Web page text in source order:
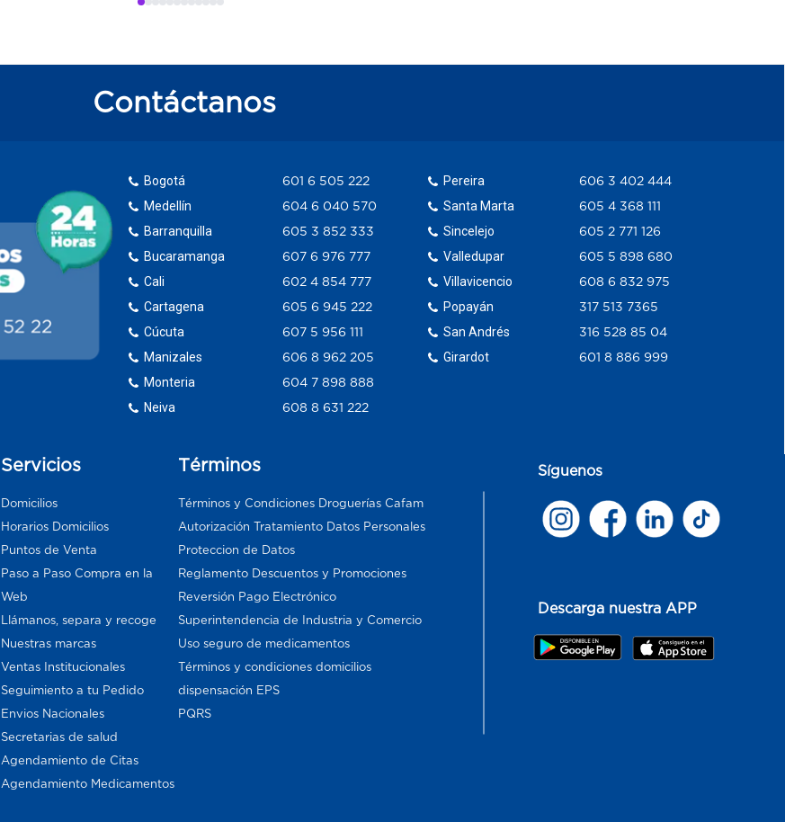
Contáctanos
Bogotá
Medellín
Barranquilla
Bucaramanga
Cali
Cartagena
Cúcuta
Manizales
Monteria
Neiva
601 6 505 222
604 6 040 570
605 3 852 333
607 6 976 777
602 4 854 777
605 6 945 222
607 5 956 111
606 8 962 205
604 7 898 888
608 8 631 222
Pereira
Santa Marta
Sincelejo
Valledupar
Villavicencio
Popayán
San Andrés
Girardot
606 3 402 444
605 4 368 111
605 2 771 126
605 5 898 680
608 6 832 975
317 513 7365
316 528 85 04
601 8 886 999
Servicios
Domicilios
Horarios Domicilios
Puntos de Venta
Paso a Paso Compra en la
Web
Llámanos, separa y recoge
Nuestras marcas
Ventas Institucionales
Seguimiento a tu Pedido
Envios Nacionales
Secretarias de salud
Agendamiento de Citas
Agendamiento Medicamentos
Términos
Términos y Condiciones Droguerías Cafam
Autorización Tratamiento Datos Personales
Proteccion de Datos
Reglamento Descuentos y Promociones
Reversión Pago Electrónico
Superintendencia de Industria y Comercio
Uso seguro de medicamentos
Términos y condiciones domicilios
dispensación EPS
PQRS
Síguenos
Descarga nuestra APP